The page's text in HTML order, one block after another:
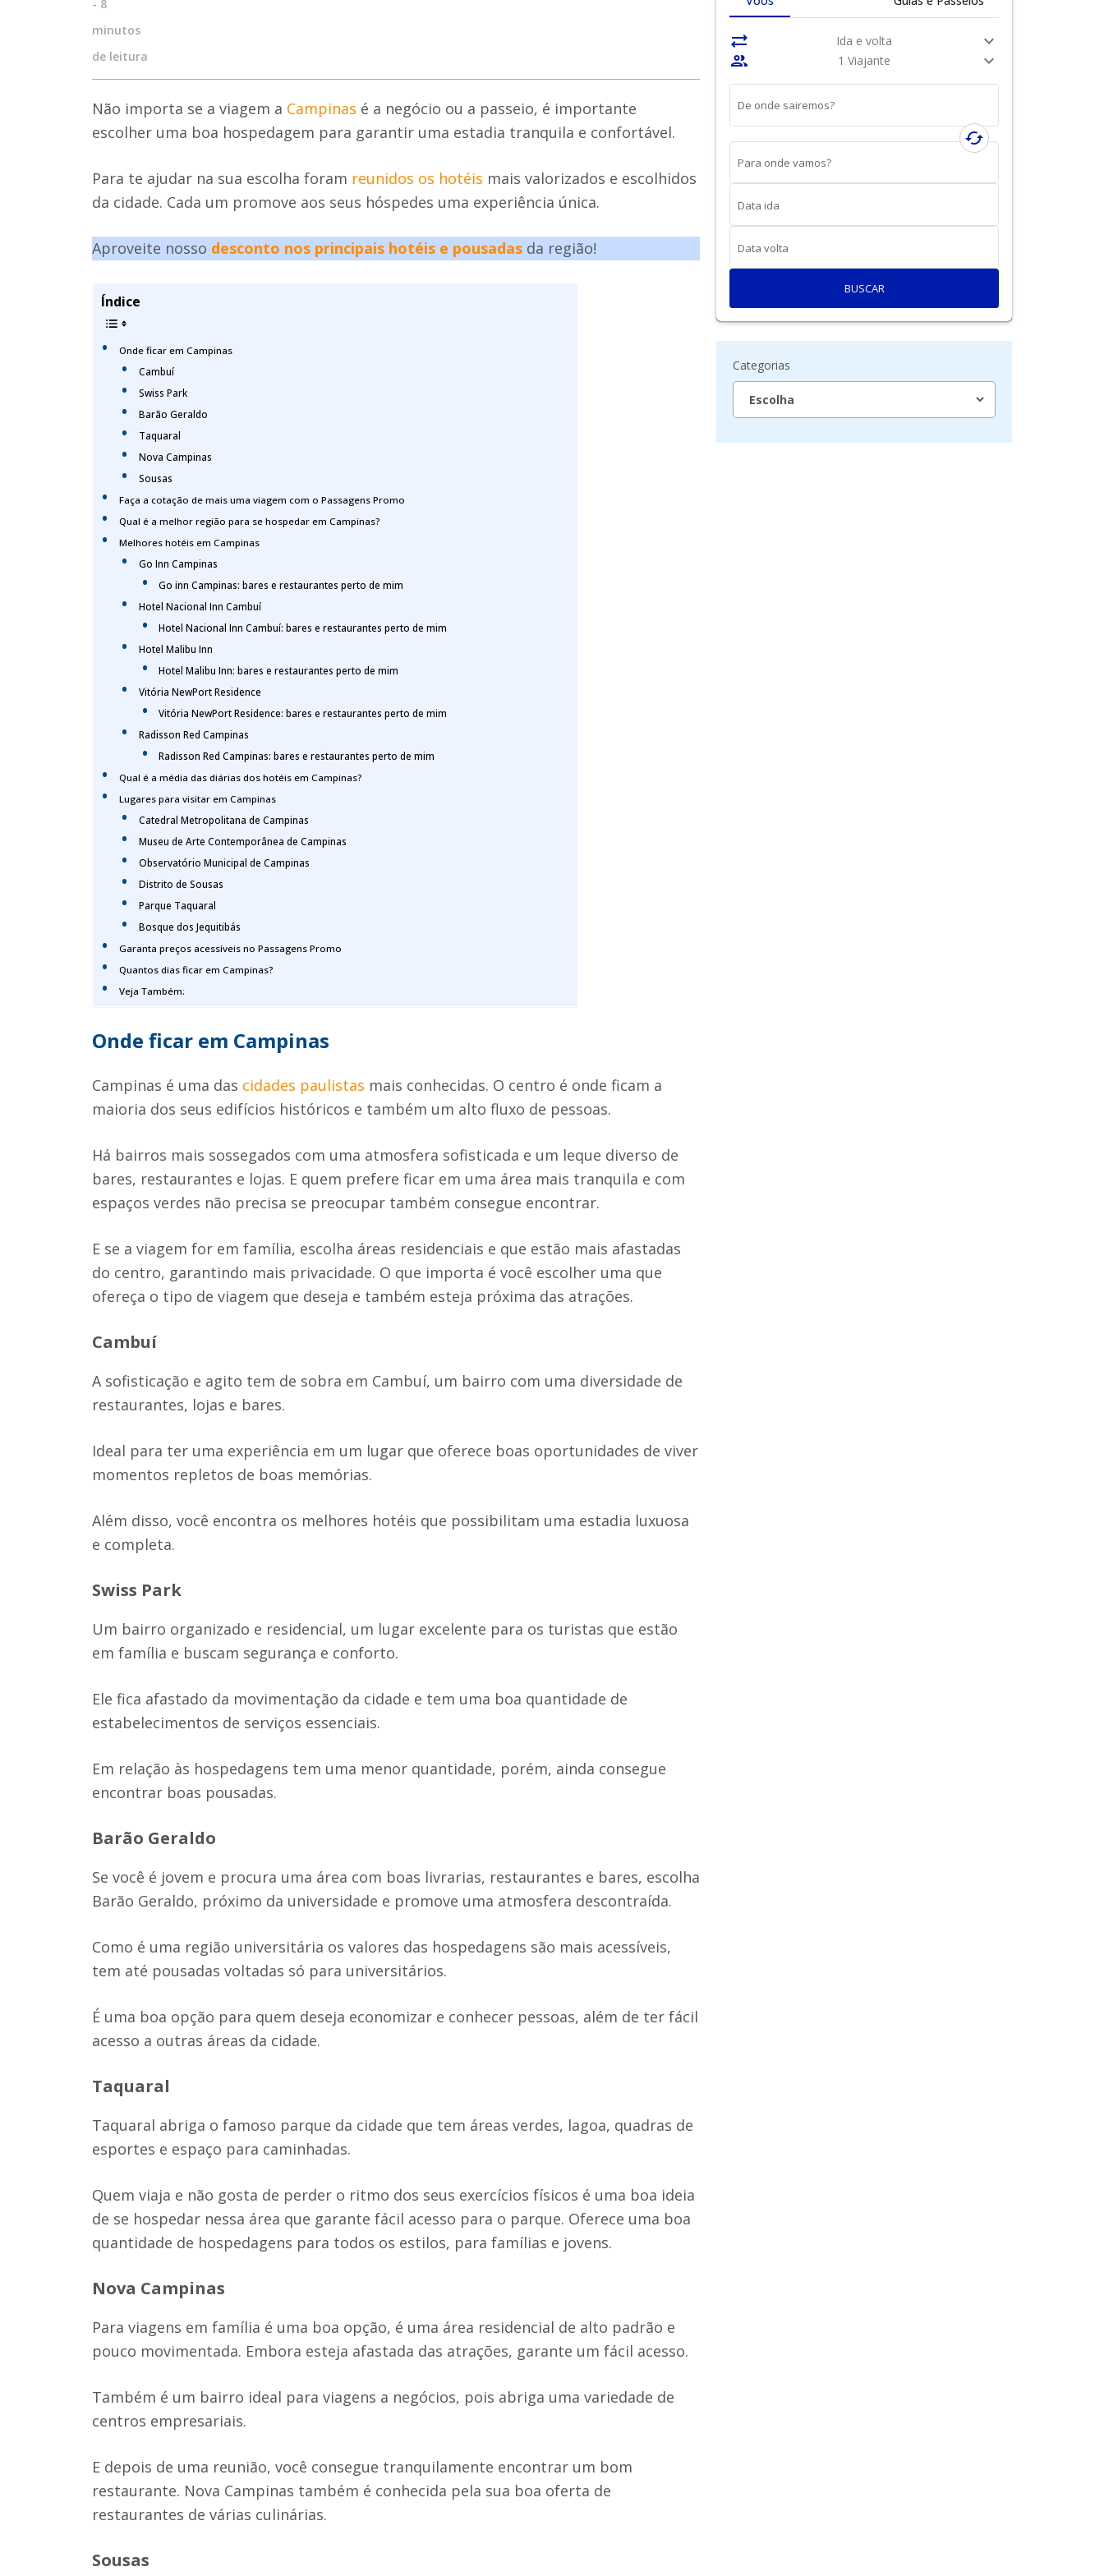
- 8
minutos
de leitura
Não importa se a viagem a Campinas é a negócio ou a passeio, é importante
escolher uma boa hospedagem para garantir uma estadia tranquila e confortável.
Para te ajudar na sua escolha foram reunidos os hotéis mais valorizados e escolhidos
da cidade. Cada um promove aos seus hóspedes uma experiência única.
Aproveite nosso desconto nos principais hotéis e pousadas da região!
Índice
Onde ficar em Campinas
Cambuí
Swiss Park
Barão Geraldo
Taquaral
Nova Campinas
Sousas
Faça a cotação de mais uma viagem com o Passagens Promo
Qual é a melhor região para se hospedar em Campinas?
Melhores hotéis em Campinas
Go Inn Campinas
Go inn Campinas: bares e restaurantes perto de mim
Hotel Nacional Inn Cambuí
Hotel Nacional Inn Cambuí: bares e restaurantes perto de mim
Hotel Malibu Inn
Hotel Malibu Inn: bares e restaurantes perto de mim
Vitória NewPort Residence
Vitória NewPort Residence: bares e restaurantes perto de mim
Radisson Red Campinas
Radisson Red Campinas: bares e restaurantes perto de mim
Qual é a média das diárias dos hotéis em Campinas?
Lugares para visitar em Campinas
Catedral Metropolitana de Campinas
Museu de Arte Contemporânea de Campinas
Observatório Municipal de Campinas
Distrito de Sousas
Parque Taquaral
Bosque dos Jequitibás
Garanta preços acessíveis no Passagens Promo
Quantos dias ficar em Campinas?
Veja Também:
Onde ficar em Campinas
Campinas é uma das cidades paulistas mais conhecidas. O centro é onde ficam a
maioria dos seus edifícios históricos e também um alto fluxo de pessoas.
Há bairros mais sossegados com uma atmosfera sofisticada e um leque diverso de
bares, restaurantes e lojas. E quem prefere ficar em uma área mais tranquila e com
espaços verdes não precisa se preocupar também consegue encontrar.
E se a viagem for em família, escolha áreas residenciais e que estão mais afastadas
do centro, garantindo mais privacidade. O que importa é você escolher uma que
ofereça o tipo de viagem que deseja e também esteja próxima das atrações.
Cambuí
A sofisticação e agito tem de sobra em Cambuí, um bairro com uma diversidade de
restaurantes, lojas e bares.
Ideal para ter uma experiência em um lugar que oferece boas oportunidades de viver
momentos repletos de boas memórias.
Além disso, você encontra os melhores hotéis que possibilitam uma estadia luxuosa
e completa.
Swiss Park
Um bairro organizado e residencial, um lugar excelente para os turistas que estão
em família e buscam segurança e conforto.
Ele fica afastado da movimentação da cidade e tem uma boa quantidade de
estabelecimentos de serviços essenciais.
Em relação às hospedagens tem uma menor quantidade, porém, ainda consegue
encontrar boas pousadas.
Barão Geraldo
Se você é jovem e procura uma área com boas livrarias, restaurantes e bares, escolha
Barão Geraldo, próximo da universidade e promove uma atmosfera descontraída.
Como é uma região universitária os valores das hospedagens são mais acessíveis,
tem até pousadas voltadas só para universitários.
É uma boa opção para quem deseja economizar e conhecer pessoas, além de ter fácil
acesso a outras áreas da cidade.
Taquaral
Taquaral abriga o famoso parque da cidade que tem áreas verdes, lagoa, quadras de
esportes e espaço para caminhadas.
Quem viaja e não gosta de perder o ritmo dos seus exercícios físicos é uma boa ideia
de se hospedar nessa área que garante fácil acesso para o parque. Oferece uma boa
quantidade de hospedagens para todos os estilos, para famílias e jovens.
Nova Campinas
Para viagens em família é uma boa opção, é uma área residencial de alto padrão e
pouco movimentada. Embora esteja afastada das atrações, garante um fácil acesso.
Também é um bairro ideal para viagens a negócios, pois abriga uma variedade de
centros empresariais.
E depois de uma reunião, você consegue tranquilamente encontrar um bom
restaurante. Nova Campinas também é conhecida pela sua boa oferta de
restaurantes de várias culinárias.
Sousas
sync_alt Ida e volta
expand_more
people
1 Viajante expand_more
De onde sairemos?
cached
Para onde vamos?
Data ida
Data volta
BUSCAR
Categorias